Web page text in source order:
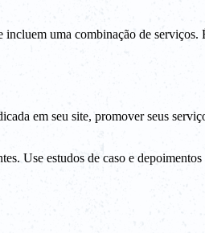
uma combinação de
em seu site, promover seus
Use estudos de caso e